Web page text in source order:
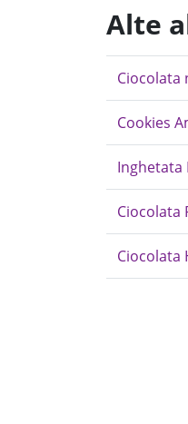
Alte
Ciocolata
Cookies
Inghetata
Ciocolata
Ciocolata